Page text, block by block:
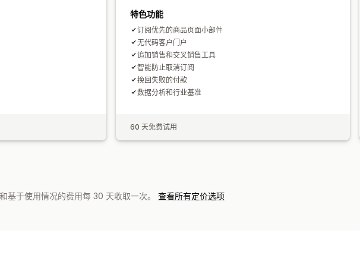
特色功能
订阅优先的商品页面小部件
无代码客户门户
追加销售和交叉销售工具
智能防止取消订阅
挽回失败的付款
数据分析和行业基准
60 天免费试用
基于使用情况的费用每 30 天收取一次。 查看所有定价选项